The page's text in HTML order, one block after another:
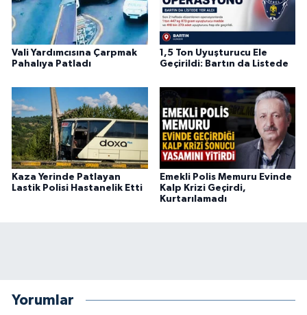
Vali Yardımcısına Çarpmak
Pahalıya Patladı
1,5 Ton Uyuşturucu Ele
Geçirildi: Bartın da Listede
Kaza Yerinde Patlayan
Lastik Polisi Hastanelik Etti
Emekli Polis Memuru Evinde
Kalp Krizi Geçirdi,
Kurtarılamadı
Yorumlar